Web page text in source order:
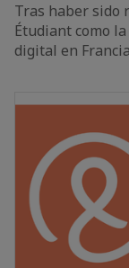
Tras haber sido
Étudiant como
digital en